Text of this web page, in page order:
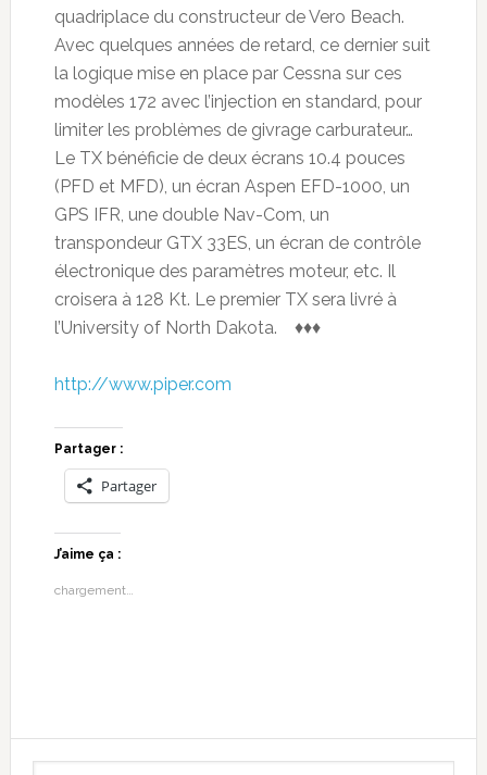
quadriplace du constructeur de Vero Beach.
Avec quelques années de retard, ce dernier suit
la logique mise en place par Cessna sur ces
modèles 172 avec l’injection en standard, pour
limiter les problèmes de givrage carburateur…
Le TX bénéficie de deux écrans 10.4 pouces
(PFD et MFD), un écran Aspen EFD-1000, un
GPS IFR, une double Nav-Com, un
transpondeur GTX 33ES, un écran de contrôle
électronique des paramètres moteur, etc. Il
croisera à 128 Kt. Le premier TX sera livré à
l’University of North Dakota. ♦♦♦
http://www.piper.com
Partager :
Partager
J’aime ça :
chargement…